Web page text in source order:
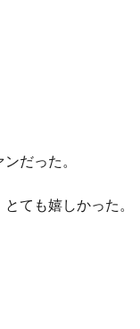
だった。
ても嬉しかった。